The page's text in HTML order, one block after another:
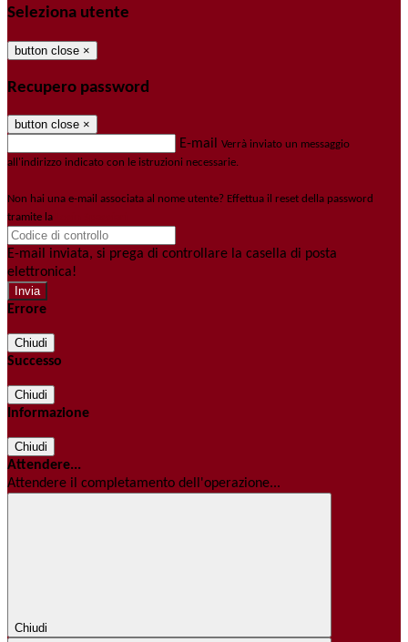
Seleziona utente
button close ×
Recupero password
button close ×
E-mail Verrà inviato un messaggio
all'indirizzo indicato con le istruzioni necessarie.
Non hai una e-mail associata al nome utente? Effettua il reset della password
tramite la
E-mail inviata, si prega di controllare la casella di posta
elettronica!
Errore
Chiudi
Successo
Chiudi
Informazione
Chiudi
Attendere...
Attendere il completamento dell'operazione...
Chiudi